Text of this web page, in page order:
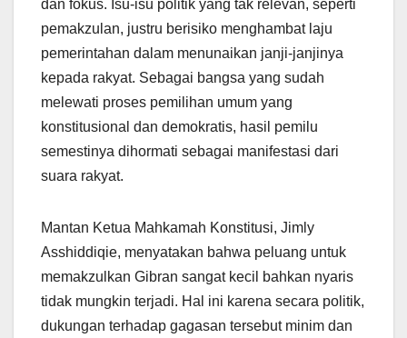
dan fokus. Isu-isu politik yang tak relevan, seperti
pemakzulan, justru berisiko menghambat laju
pemerintahan dalam menunaikan janji-janjinya
kepada rakyat. Sebagai bangsa yang sudah
melewati proses pemilihan umum yang
konstitusional dan demokratis, hasil pemilu
semestinya dihormati sebagai manifestasi dari
suara rakyat.
Mantan Ketua Mahkamah Konstitusi, Jimly
Asshiddiqie, menyatakan bahwa peluang untuk
memakzulkan Gibran sangat kecil bahkan nyaris
tidak mungkin terjadi. Hal ini karena secara politik,
dukungan terhadap gagasan tersebut minim dan